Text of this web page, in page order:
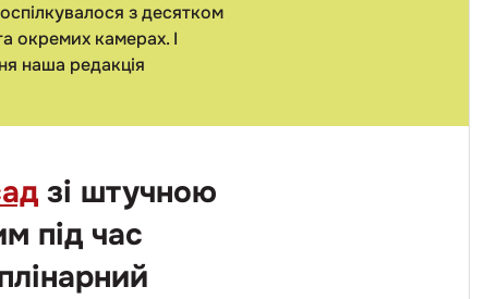
з десятком
окремих камерах. І
наша редакція
зі штучною
під час